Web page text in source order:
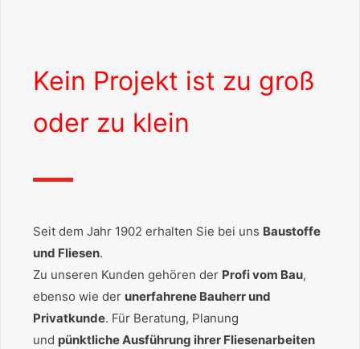
Kein Projekt ist zu groß
oder zu klein
Seit dem Jahr 1902 erhalten Sie bei uns Baustoffe
und Fliesen.
Zu unseren Kunden gehören der Profi vom Bau,
ebenso wie der unerfahrene Bauherr und
Privatkunde. Für Beratung, Planung
und pünktliche Ausführung ihrer Fliesenarbeiten